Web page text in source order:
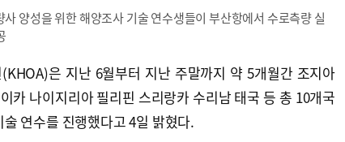
양성을 위한 해양조사 기술 연수생들이 부산항에서 수로측량 실
은 지난 6월부터 지난 주말까지 약 5개월간 조지아
카 나이지리아 필리핀 스리랑카 수리남 태국 등 총 10개국
연수를 진행했다고 4일 밝혔다.